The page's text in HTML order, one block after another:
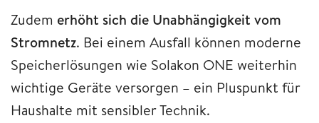
Zudem erhöht sich die Unabhängigkeit vom
Stromnetz. Bei einem Ausfall können moderne
Speicherlösungen wie Solakon ONE weiterhin
wichtige Geräte versorgen – ein Pluspunkt für
Haushalte mit sensibler Technik.